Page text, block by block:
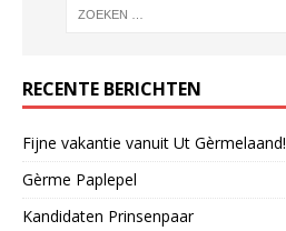
RECENTE BERICHTEN
Fijne vakantie vanuit Ut Gèrmelaand!
Gèrme Paplepel
Kandidaten Prinsenpaar